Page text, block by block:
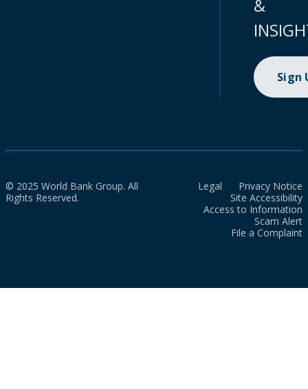
&
Sign
© 2025 World Bank Group. All
Rights Reserved.
Legal
Privacy Notice
Site Accessibility
Access to Information
Scam Alert
File a Complaint